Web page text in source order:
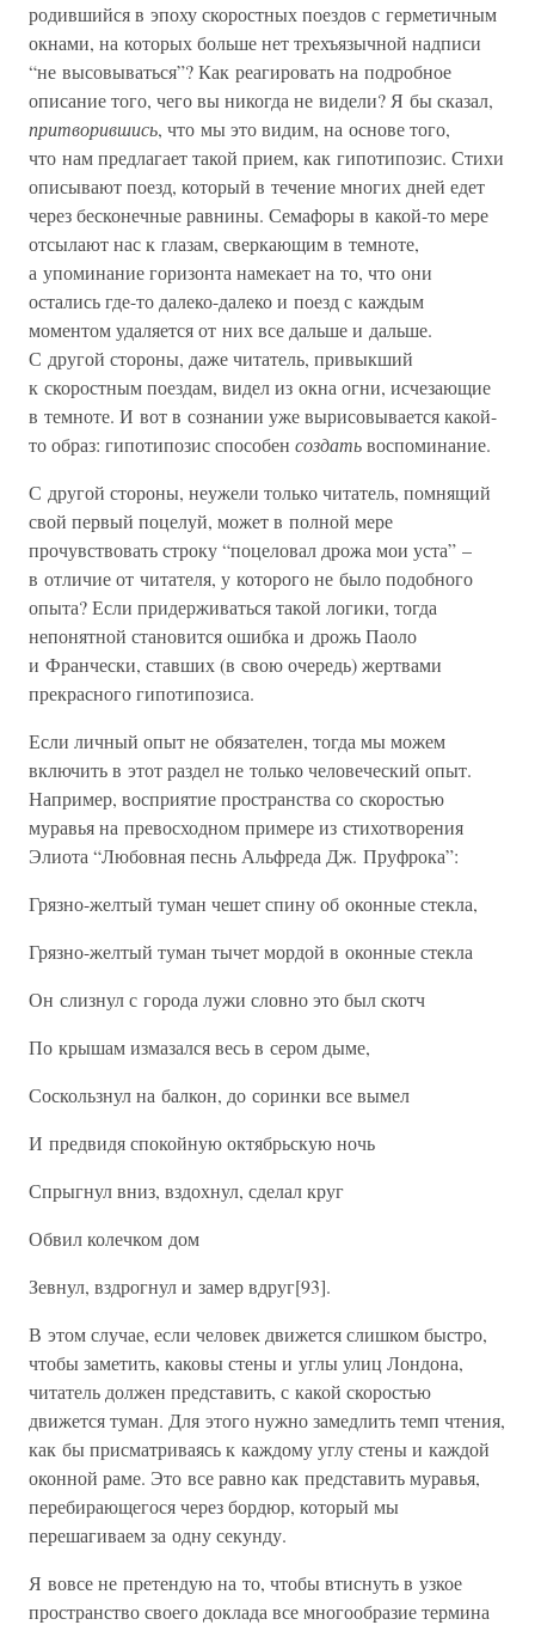
родившийся в эпоху скоростных поездов с герметичным
окнами, на которых больше нет трехъязычной надписи
“не высовываться”? Как реагировать на подробное
описание того, чего вы никогда не видели? Я бы сказал,
притворившись, что мы это видим, на основе того,
что нам предлагает такой прием, как гипотипозис. Стихи
описывают поезд, который в течение многих дней едет
через бесконечные равнины. Семафоры в какой-то мере
отсылают нас к глазам, сверкающим в темноте,
а упоминание горизонта намекает на то, что они
остались где-то далеко-далеко и поезд с каждым
моментом удаляется от них все дальше и дальше.
С другой стороны, даже читатель, привыкший
к скоростным поездам, видел из окна огни, исчезающие
в темноте. И вот в сознании уже вырисовывается какой-
то образ: гипотипозис способен создатьвоспоминание.
С другой стороны, неужели только читатель, помнящий
свой первый поцелуй, может в полной мере
прочувствовать строку “поцеловал дрожа мои уста” –
в отличие от читателя, у которого не было подобного
опыта? Если придерживаться такой логики, тогда
непонятной становится ошибка и дрожь Паоло
и Франчески, ставших (в свою очередь) жертвами
прекрасного гипотипозиса.
Если личный опыт не обязателен, тогда мы можем
включить в этот раздел не только человеческий опыт.
Например, восприятие пространства со скоростью
муравья на превосходном примере из стихотворения
Элиота “Любовная песнь Альфреда Дж. Пруфрока”:
Грязно-желтый туман чешет спину об оконные стекла,
Грязно-желтый туман тычет мордой в оконные стекла
Он слизнул с города лужи словно это был скотч
По крышам измазался весь в сером дыме,
Соскользнул на балкон, до соринки все вымел
И предвидя спокойную октябрьскую ночь
Спрыгнул вниз, вздохнул, сделал круг
Обвил колечком дом
Зевнул, вздрогнул и замер вдруг[93].
В этом случае, если человек движется слишком быстро,
чтобы заметить, каковы стены и углы улиц Лондона,
читатель должен представить, с какой скоростью
движется туман. Для этого нужно замедлить темп чтения,
как бы присматриваясь к каждому углу стены и каждой
оконной раме. Это все равно как представить муравья,
перебирающегося через бордюр, который мы
перешагиваем за одну секунду.
Я вовсе не претендую на то, чтобы втиснуть в узкое
пространство своего доклада все многообразие термина